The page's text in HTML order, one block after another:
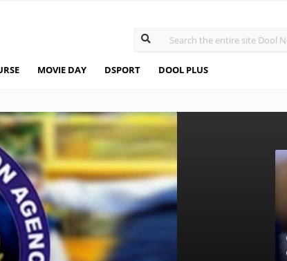
MOVIE DAY DSPORT DOOL PLUS